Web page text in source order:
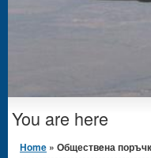
You are here
Home » Обществeна